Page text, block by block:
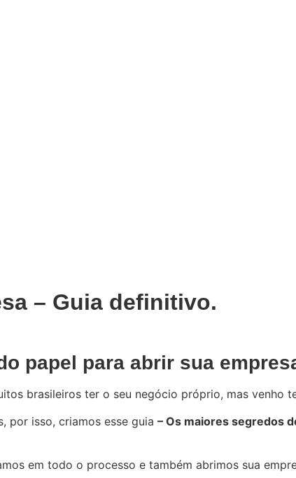
– Guia definitivo.
papel para abrir sua
brasileiros ter o seu negócio próprio, mas
por isso, criamos esse guia – Os maiores segredos
em todo o processo e também abrimos sua